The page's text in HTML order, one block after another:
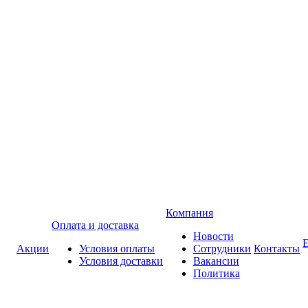
Акции
Оплата и доставка
Условия оплаты
Условия доставки
Компания
Новости
Сотрудники
Вакансии
Политика
Контакты